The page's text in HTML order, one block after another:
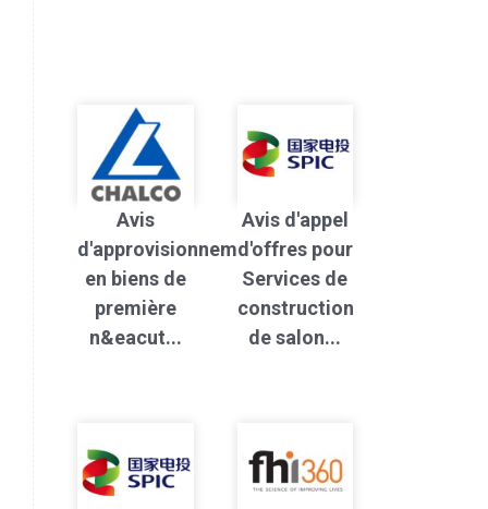
Avis
d'approvisionnement
en biens de
première
n&eacut...
Avis d'appel
d'offres pour
Services de
construction
de salon...